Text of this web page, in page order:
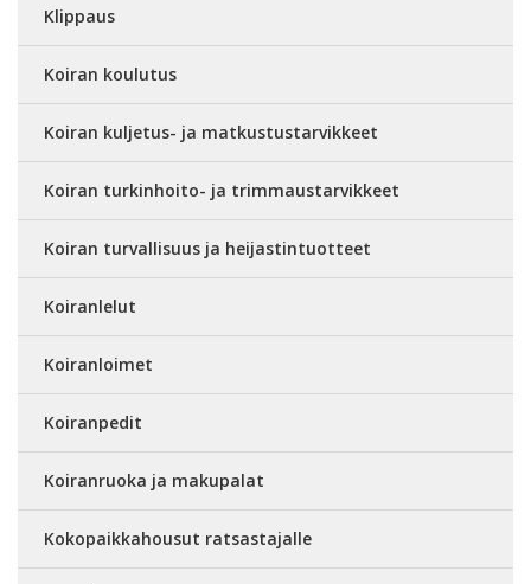
Klippaus
Koiran koulutus
Koiran kuljetus- ja matkustustarvikkeet
Koiran turkinhoito- ja trimmaustarvikkeet
Koiran turvallisuus ja heijastintuotteet
Koiranlelut
Koiranloimet
Koiranpedit
Koiranruoka ja makupalat
Kokopaikkahousut ratsastajalle